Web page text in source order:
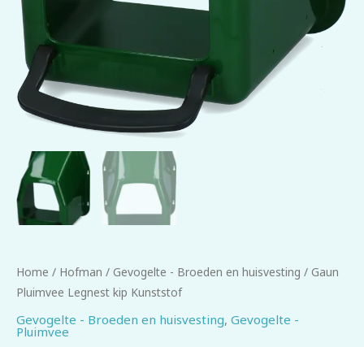
Home / Hofman / Gevogelte - Broeden en huisvesting / Gaun
Pluimvee Legnest kip Kunststof
Gevogelte - Broeden en huisvesting, Gevogelte -
Pluimvee